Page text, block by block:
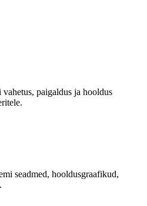
paigaldus ja hooldus
seadmed, hooldusgraafikud,